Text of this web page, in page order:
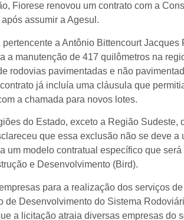
Fiorese renovou um contrato com a
assumir a Agesul.
a Antônio Bittencourt Jacques
a manutenção de 417 quilômetros na
rodovias pavimentadas e não
já incluía uma cláusula que
a chamada para novos lotes.
do Estado, exceto a Região Sudeste,
que essa exclusão não se deve a
um modelo contratual específico que
e Desenvolvimento (Bird).
para a realização dos serviços
Desenvolvimento do Sistema
a licitação atraia diversas empresas do